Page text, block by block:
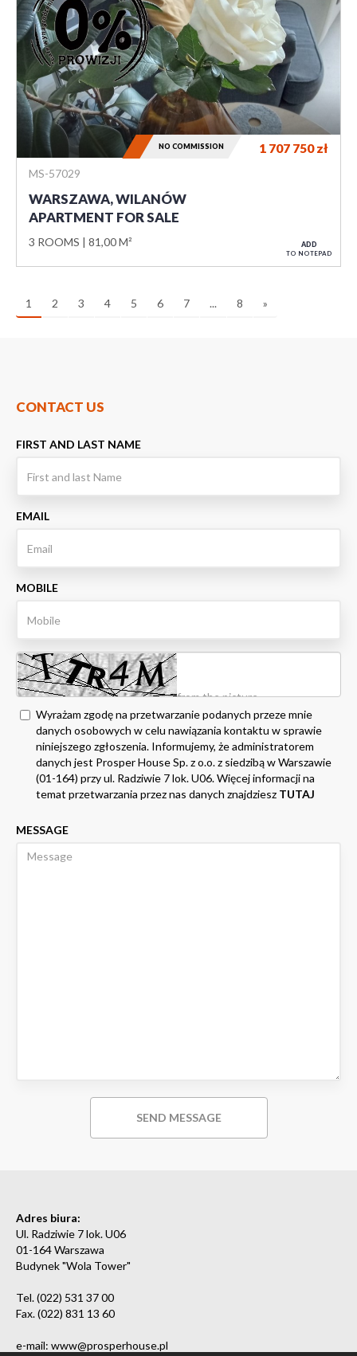
MS-57029
WARSZAWA, WILANÓW
APARTMENT FOR SALE
3 ROOMS 81,00 M²
1 707 750zł
NO COMMISSION
ADD
TO NOTEPAD
1 2 3 4 5 6 7 ... 8 »
CONTACT US
FIRST AND LAST NAME
EMAIL
MOBILE
Wyrażam zgodę na przetwarzanie podanych przeze mnie
danych osobowych w celu nawiązania kontaktu w sprawie
niniejszego zgłoszenia. Informujemy, że administratorem
danych jest Prosper House Sp. z o.o. z siedzibą w Warszawie
(01-164) przy ul. Radziwie 7 lok. U06. Więcej informacji na
temat przetwarzania przez nas danych znajdziesz TUTAJ
MESSAGE
Adres biura:
Ul. Radziwie 7 lok. U06
01-164 Warszawa
Budynek "Wola Tower"
Tel. (022) 531 37 00
Fax. (022) 831 13 60
e-mail: www@prosperhouse.pl